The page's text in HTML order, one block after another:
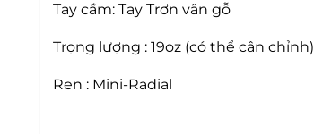
Tay cầm: Tay Trơn vân gỗ
Trọng lượng : 19oz (có thể cân chỉnh)
Ren : Mini-Radial